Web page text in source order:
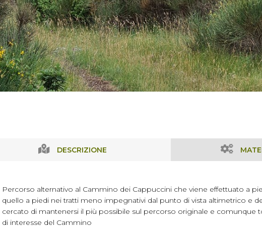
DESCRIZIONE
Percorso alternativo al Cammino dei Cappuccini che viene effettuato a
quello a piedi nei tratti meno impegnativi dal punto di vista altimetrico e
cercato di mantenersi il più possibile sul percorso originale e comunque
di interesse del Cammino